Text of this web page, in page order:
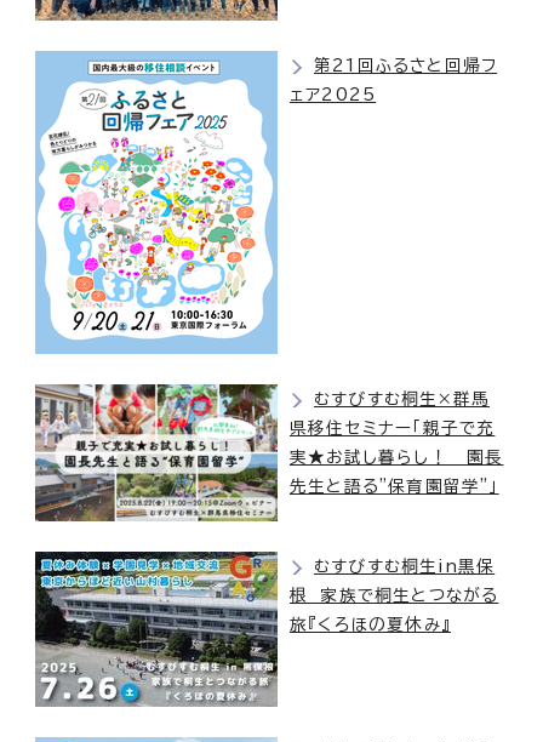
第21回ふるさと回帰フ
ェア2025
むすびすむ桐生×群馬
県移住セミナー「親子で充
実★お試し暮らし！ 園長
先生と語る"保育園留学"」
むすびすむ桐生in黒保
根 家族で桐生とつながる
旅『くろほの夏休み』